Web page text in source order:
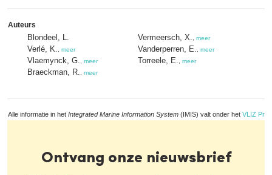
Auteurs
Blondeel, L.
Verlé, K.
meer
Vlaemynck, G. meer
Braeckman, R. meer
Vermeersch, X. meer
Vanderperren, E. meer
Torreele, E. meer
Alle informatie in het Integrated Marine Information System (IMIS) valt onder het VLIZ
Ontvang onze nieuwsbrief